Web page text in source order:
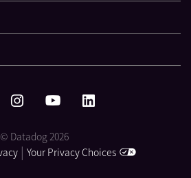
© Datadog 2026
| Your Privacy Choices